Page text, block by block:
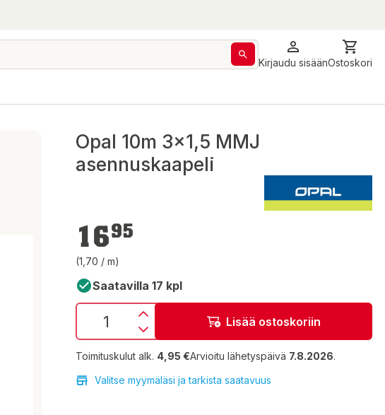
Kirjaudu sisäänOstoskori
Opal 10m 3x1,5 MMJ
asennuskaapeli
16,95 €
1695
(1,70 / m)
Saatavilla 17 kpl
Lisää ostoskoriin
Toimituskulut alk. 4,95 €Arvioitu lähetyspäivä 7.8.2026.
Valitse myymäläsi ja tarkista saatavuus